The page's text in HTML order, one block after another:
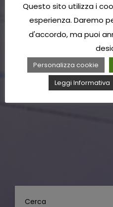
Cerca
Questo sito utilizza i
esperienza. Daremo
d'accordo, ma puoi
Personalizza cookie
Leggi Informativa